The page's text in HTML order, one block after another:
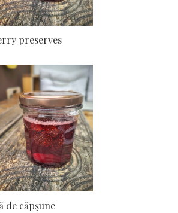
preserves
de căpşune